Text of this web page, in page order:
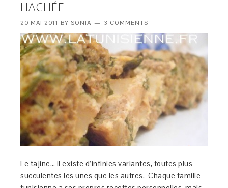
HACHÉE
20 MAI 2011 BYSONIA 3 COMMENTS
Le tajine… il existe d’infinies variantes, toutes plus
succulentes les unes que les autres. Chaque famille